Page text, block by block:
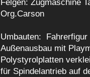
Felgen: Zugmaschine
Org.Carson
Umbauten:
Außenausbau mit
Polystyrolplatten
für Spindelantrieb auf